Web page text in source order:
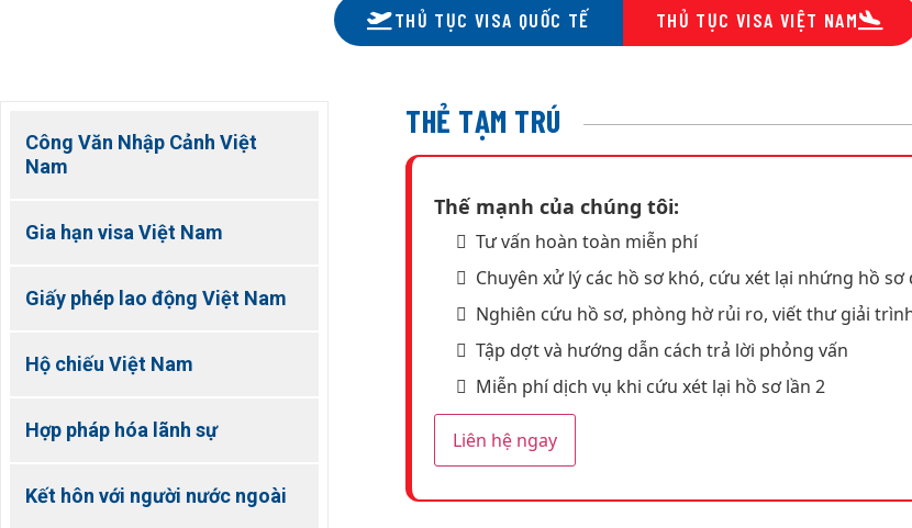
THỦ TỤC VISA QUỐC TẾ THỦ TỤC VISA VIỆT NAM
Công Văn Nhập Cảnh Việt
Nam
Gia hạn visa Việt Nam
Giấy phép lao động Việt Nam
Hộ chiếu Việt Nam
Hợp pháp hóa lãnh sự
Kết hôn với người nước ngoài
THẺ TẠM TRÚ
Thế mạnh của chúng tôi:
Tư vấn hoàn toàn miễn phí
Chuyên xử lý các hồ sơ khó, cứu xét lại nhứng hồ sơ
Nghiên cứu hồ sơ, phòng hờ rủi ro, viết thư giải
Tập dợt và hướng dẫn cách trả lời phỏng vấn
Miễn phí dịch vụ khi cứu xét lại hồ sơ lần 2
Liên hệ ngay